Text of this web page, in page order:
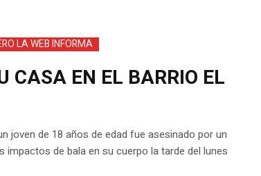
LA WEB INFORMA
CASA EN EL BARRIO EL
joven de 18 años de edad fue asesinado por un
de bala en su cuerpo la tarde del lunes